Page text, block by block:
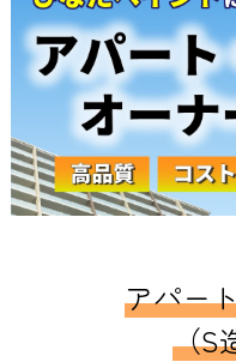
アパー
（S